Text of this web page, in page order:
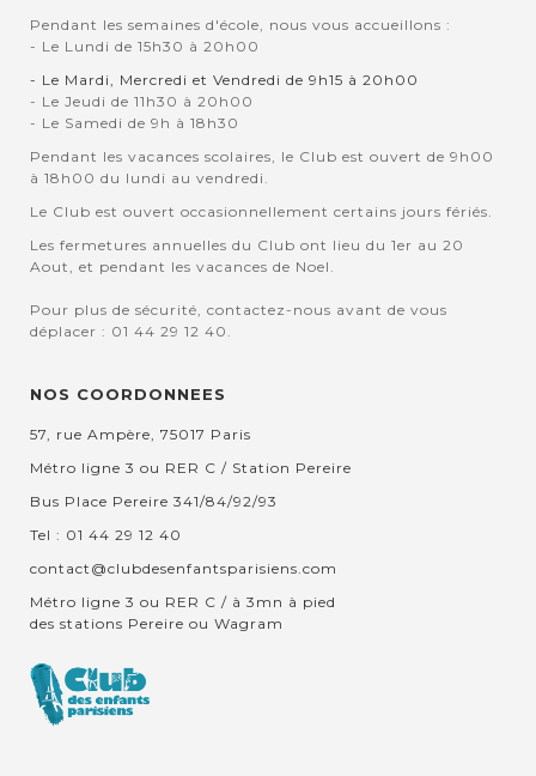
Pendant les semaines d'école, nous vous accueillons :
- Le Lundi de 15h30 à 20h00
- Le Mardi, Mercredi et Vendredi de 9h15 à 20h00
- Le Jeudi de 11h30 à 20h00
- Le Samedi de 9h à 18h30
Pendant les vacances scolaires, le Club est ouvert de 9h00
à 18h00 du lundi au vendredi.
Le Club est ouvert occasionnellement certains jours fériés.
Les fermetures annuelles du Club ont lieu du 1er au 20
Aout, et pendant les vacances de Noel.
Pour plus de sécurité, contactez-nous avant de vous
déplacer : 01 44 29 12 40.
NOS COORDONNEES
57, rue Ampère, 75017 Paris
Métro ligne 3 ou RER C / Station Pereire
Bus Place Pereire 341/84/92/93
Tel : 01 44 29 12 40
contact@clubdesenfantsparisiens.com
Métro ligne 3 ou RER C / à 3mn à pied
des stations Pereire ou Wagram